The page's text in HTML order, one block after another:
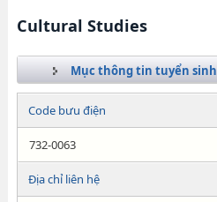
Cultural Studies
Mục thông tin tuyển sinh
Code bưu điện
732-0063
Địa chỉ liên hệ